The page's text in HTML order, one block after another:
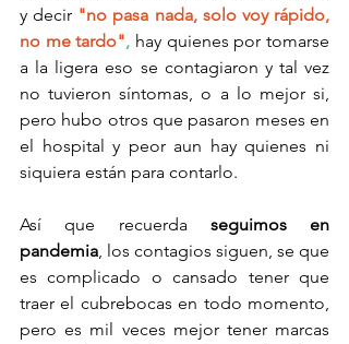
y decir "no pasa nada, solo voy rápido,
no me tardo", hay quienes por tomarse
a la ligera eso se contagiaron y tal vez
no tuvieron síntomas, o a lo mejor si,
pero hubo otros que pasaron meses en
el hospital y peor aun hay quienes ni
siquiera están para contarlo.
Así que recuerda seguimos en
pandemia, los contagios siguen, se que
es complicado o cansado tener que
traer el cubrebocas en todo momento,
pero es mil veces mejor tener marcas